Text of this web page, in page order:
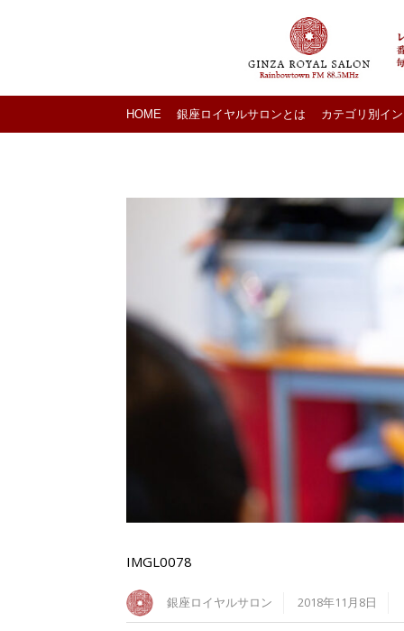
HOME 銀座ロイヤルサロンとは カテゴリ別イ
IMGL0078
銀座ロイヤルサロン 2018年11月8日